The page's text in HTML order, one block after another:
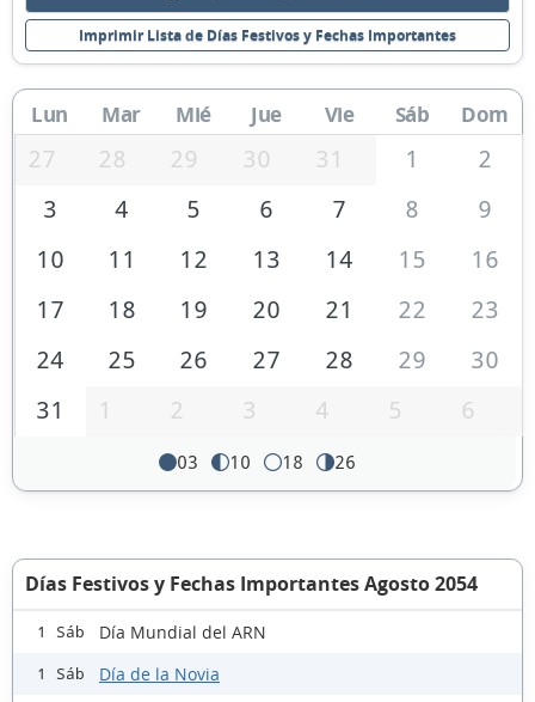
Imprimir Lista de Días Festivos y Fechas Importantes
Lun Mar Mié Jue Vie Sáb Dom
27 28 29 30 31 1
2
3
4 5 6 7 8
9
10
11 12 13 14 15
16
17
18 19 20 21 22
23
24
25 26 27 28 29
30
31
1 2 3 4 5 6
03 10 18 26
Días Festivos y Fechas Importantes Agosto 2054
1 Sáb Día Mundial del ARN
1 Sáb Día de la Novia